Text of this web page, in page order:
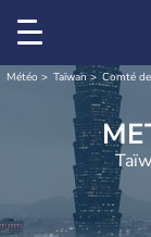
Météo Taïwan Comté